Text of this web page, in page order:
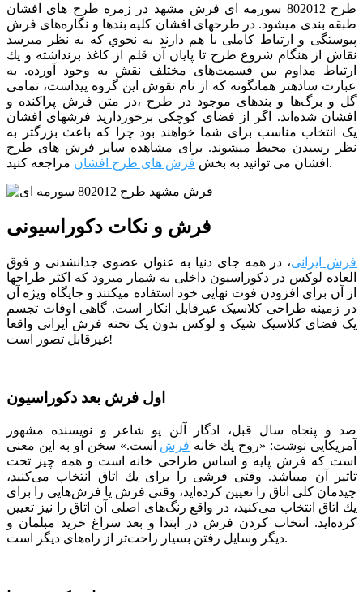
طرح 802012 سورمه­ ای فرش مشهد در زمره طرح های افشان
طبقه بندی می­شود. در طرح­های افشان كليه بندها و نگاره‌های فرش
پيوستگی و ارتباط كاملی با هم دارند به نحوي كه به نظر مي­رسد
نقاش از هنگام شروع طرح تا پايان آن قلم از كاغذ برنداشته و يك
ارتباط مداوم بين قسمت‌های مختلف نقش به وجود آورده. به
عبارت ساده­تر همان­گونه كه از نام نقوش اين گروه پيداست، تمامی
گل و برگ‌ها و بندهای موجود در طرح ،در متن فرش پراكنده و
افشان شده‌اند. اگر از فضای کوچکی برخوردارید فرش­های افشان
یک انتخاب مناسب برای شما خواهند بود چرا که باعث بزرگ­تر به
نظر رسیدن محیط می­شوند. برای مشاهده سایر فرش های طرح
افشان می توانید به بخش فرش های طرح افشان مراجعه کنید.
فرش و نکات دکوراسیونی
فرش ایرانی، در همه جای دنیا به عنوان عضوی جدانشدنی و فوق
العاده لوکس در دکوراسیون داخلی به شمار میرود که اکثر طراح­ها
از آن برای افزودن فوت نهایی خود استفاده می­کنند و جایگاه ویژه آن
در زمینه طراحی کلاسیک غیرقابل انکار است. گاهی اوقات تجسم
یک فضای کلاسیک شیک و لوکس بدون یک تخته فرش ایرانی واقعا
غیرقابل تصور است!
اول فرش بعد دکوراسیون
صد و پنجاه سال قبل، ادگار آلن پو شاعر و نویسنده مشهور
آمریکایی نوشت: «روح یك خانه فرش است.» سخن او به این معنی
است كه فرش پایه و اساس طراحی خانه است و همه چیز تحت
تاثیر آن می­باشد. وقتی فرشی را برای یك اتاق انتخاب می‌كنید،
چیدمان كلی اتاق را تعیین كرده‌اید، وقتی فرش یا فرش‌هایی را برای
یك اتاق انتخاب می‌كنید، در واقع رنگ‌های اصلی آن اتاق را نیز تعیین
كرده‌اید. انتخاب کردن فرش در ابتدا و بعد سراغ خرید مبلمان و
دیگر وسایل رفتن بسیار راحت‌تر از راه‌های دیگر است.